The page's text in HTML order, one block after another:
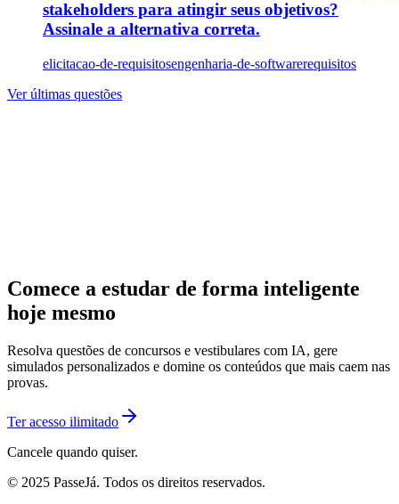
stakeholders para atingir seus objetivos?
Assinale a alternativa correta.
elicitacao-de-requisitosengenharia-de-softwarerequisitos
Ver últimas questões
Comece a estudar de forma inteligente
hoje mesmo
Resolva questões de concursos e vestibulares com IA, gere
simulados personalizados e domine os conteúdos que mais caem nas
provas.
Ter acesso ilimitado
Cancele quando quiser.
© 2025 PasseJá. Todos os direitos reservados.